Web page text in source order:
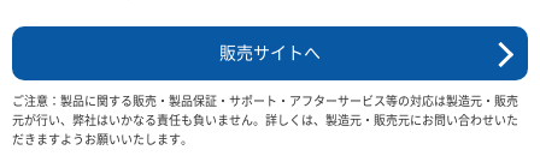
販売サイトへ
ご注意：製品に関する販売・製品保証・サポート・アフターサービス等の対応は製造元・販売
元が行い、弊社はいかなる責任も負いません。詳しくは、製造元・販売元にお問い合わせいた
だきますようお願いいたします。